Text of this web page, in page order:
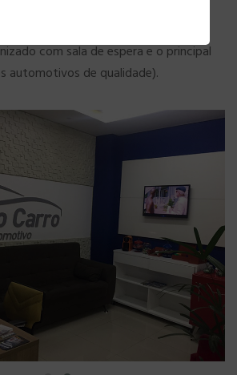
com sala de espera e o principal
automotivos de qualidade).